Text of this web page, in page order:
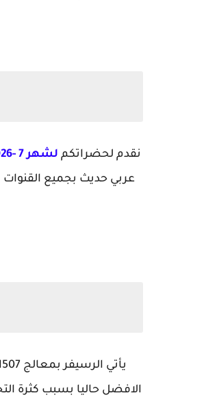
نقدم لحضراتكم لشهر 7 -2026
عربي حديث بجميع